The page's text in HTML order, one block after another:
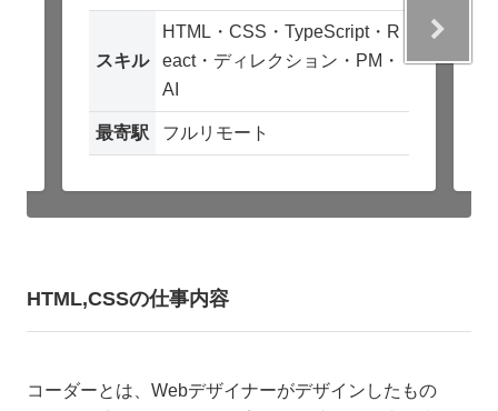
スキル
HTML・CSS・TypeScript・R
eact・ディレクション・PM・
AI
最寄駅 フルリモート
HTML,CSSの仕事内容
コーダーとは、Webデザイナーがデザインしたもの